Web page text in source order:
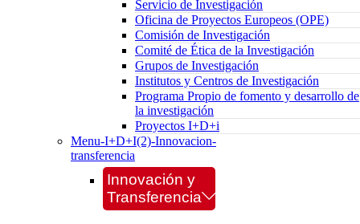
Servicio de Investigación
Oficina de Proyectos Europeos (OPE)
Comisión de Investigación
Comité de Ética de la Investigación
Grupos de Investigación
Institutos y Centros de Investigación
Programa Propio de fomento y desarrollo de
la investigación
Proyectos I+D+i
Menu-I+D+I(2)-Innovacion-
transferencia
Innovación y
Transferencia